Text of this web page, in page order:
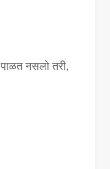
नसलो तरी,